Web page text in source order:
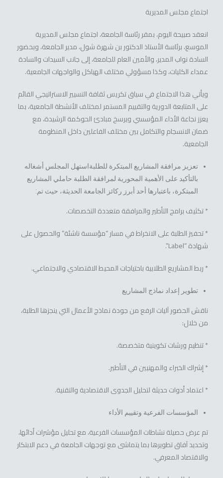
اجتماع مجلس المديرية
انعقد صبيحة اليوم، بمقر رئاسة الجامعة، اجتماع مجلس المديرية
الموسع، برئاسة الأستاذ الدكتور بن شهرة شول، مدير الجامعة، وبحضور
السادة نواب المدير، والأمين العام للجامعة، إلى جانب السيدات والسادة
عمداء الكليات، وكذا مسؤولي مختلف الهياكل والواجهات الجامعية.
ويأتي هذا الاجتماع في سياق تكريس ثقافة التسيير الاستراتيجي القائم
على المتابعة الدورية والتقييم المستمر لمختلف الأنشطة الجامعية، بما
يعزز نجاعة الأداء المؤسسي ويرسخ مبادئ الحوكمة الرشيدة، مع
ضمان الانسجام والتكامل بين مختلف الفاعلين داخل المنظومة
الجامعية.
تعزيز مرافقة المشاريع المبتكرة للطلبةاستهل المجلس أشغاله
بالتأكيد على الأهمية المحورية لمرافقة الطلبة حاملي المشاريع
المبتكرة، باعتبارها أحد أبرز ركائز الجامعة الحديثة، حيث تم:
* تكثيف برامج التأطير والمرافقة متعددة التخصصات.
* تحفيز الطلبة على الانخراط في مسار “مؤسسة ناشئة” والحصول على
شهادة “Label”.
* ربط المشاريع الطلابية باحتياجات المحيط الاقتصادي والاجتماعي.
تطوير إعداد نماذج المشاريع
ناقش الحضور آليات الرفع من جودة نماذج الأعمال التي ينجزها الطلبة،
من خلال:
* تنظيم ورشات تكوينية متخصصة.
* إشراك الخبراء والمهنيين في التأطير.
* اعتماد أدوات حديثة لتحليل الجدوى الاقتصادية والتقنية.
المؤسسات الفرعية وتقييم الأداء
تم عرض حصيلة نشاطات المؤسسات الفرعية، مع تحليل مؤشرات أدائها،
وتحديد آفاق تطويرها بما يتماشى مع توجهات الجامعة في دعم الابتكار
والاقتصاد المعرفي.